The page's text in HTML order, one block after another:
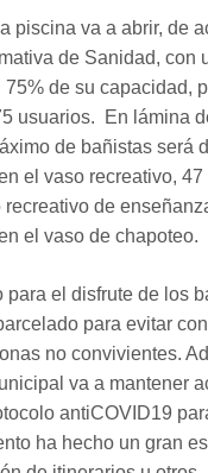
piscina va a abrir, de
de Sanidad, con
75% de su capacidad,
usuarios. En lámina
de bañistas será
el vaso recreativo,
recreativo de
el vaso de chapoteo.
para el disfrute de los
para evitar
no convivientes.
va a mantener
antiCOVID19
ha hecho un gran